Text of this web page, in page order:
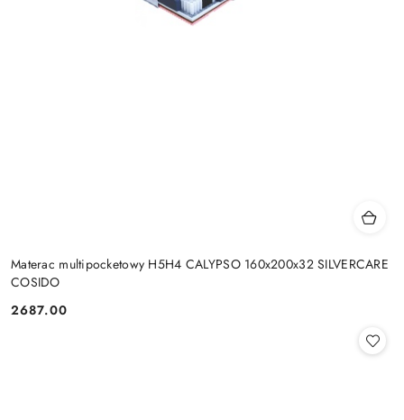
Materac multipocketowy H5H4 CALYPSO 160x200x32 SILVERCARE
COSIDO
Cena:
2687.00